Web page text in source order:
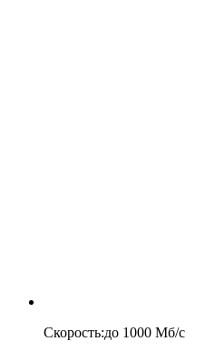
Скорость:до 1000 Мб/c